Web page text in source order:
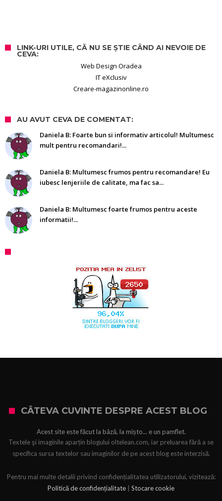
LINK-URI UTILE, CĂ NU SE ȘTIE CÂND AI NEVOIE DE
CEVA:
Web Design Oradea
IT eXclusiv
Creare-magazinonline.ro
AU AVUT CEVA DE COMENTAT:
Daniela B: Foarte bun si informativ articolul! Multumesc
mult pentru recomandari!...
Daniela B: Multumesc frumos pentru recomandare! Eu
iubesc lenjeriile de calitate, ma fac sa...
Daniela B: Multumesc foarte frumos pentru aceste
informatii!...
CÂTEVA CUVINTE DESPRE ACEST BLOG
Acest site este făcut la bâză, la mișto... e un pamflet.
Textele şi imaginile aparțin blogului oltelean.com, iar preluarea fără a se
specifica sursa textelor sau imaginilor de pe acest blog este interzisă.
Pentru mai multe detalii privind confidențialitatea utilizatorului, vizitează:
Politică de confidențialitate
Stocare cookie